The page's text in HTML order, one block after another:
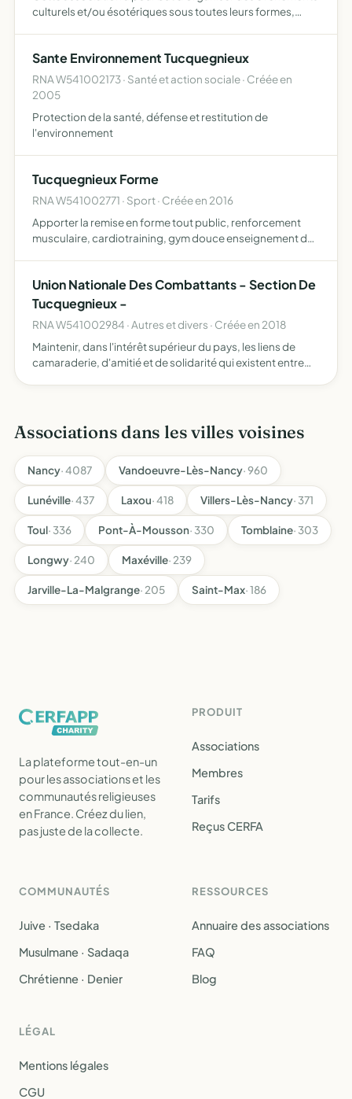
culturels et/ou ésotériques sous toutes leurs formes,
rassemblements, ou…
Sante Environnement Tucquegnieux
RNA W541002173 · Santé et action sociale · Créée en
2005
Protection de la santé, défense et restitution de
l'environnement
Tucquegnieux Forme
RNA W541002771 · Sport · Créée en 2016
Apporter la remise en forme tout public, renforcement
musculaire, cardiotraining, gym douce enseignement de
Union Nationale Des Combattants - Section De
Tucquegnieux -
RNA W541002984 · Autres et divers · Créée en 2018
Maintenir, dans l'intérêt supérieur du pays, les liens de
camaraderie, d'amitié et de solidarité qui existent entre
Associations dans les villes voisines
Nancy· 4087 Vandoeuvre-Lès-Nancy· 960
Lunéville· 437 Laxou· 418 Villers-Lès-Nancy· 371
Toul· 336 Pont-À-Mousson· 330 Tomblaine· 303
Longwy· 240 Maxéville· 239
Jarville-La-Malgrange· 205 Saint-Max· 186
La plateforme tout-en-un
pour les associations et les
communautés religieuses
en France. Créez du lien,
pas juste de la collecte.
PRODUIT
Associations
Membres
Tarifs
Reçus CERFA
COMMUNAUTÉS
Juive · Tsedaka
Musulmane · Sadaqa
Chrétienne · Denier
RESSOURCES
Annuaire des associations
FAQ
Blog
LÉGAL
Mentions légales
CGU